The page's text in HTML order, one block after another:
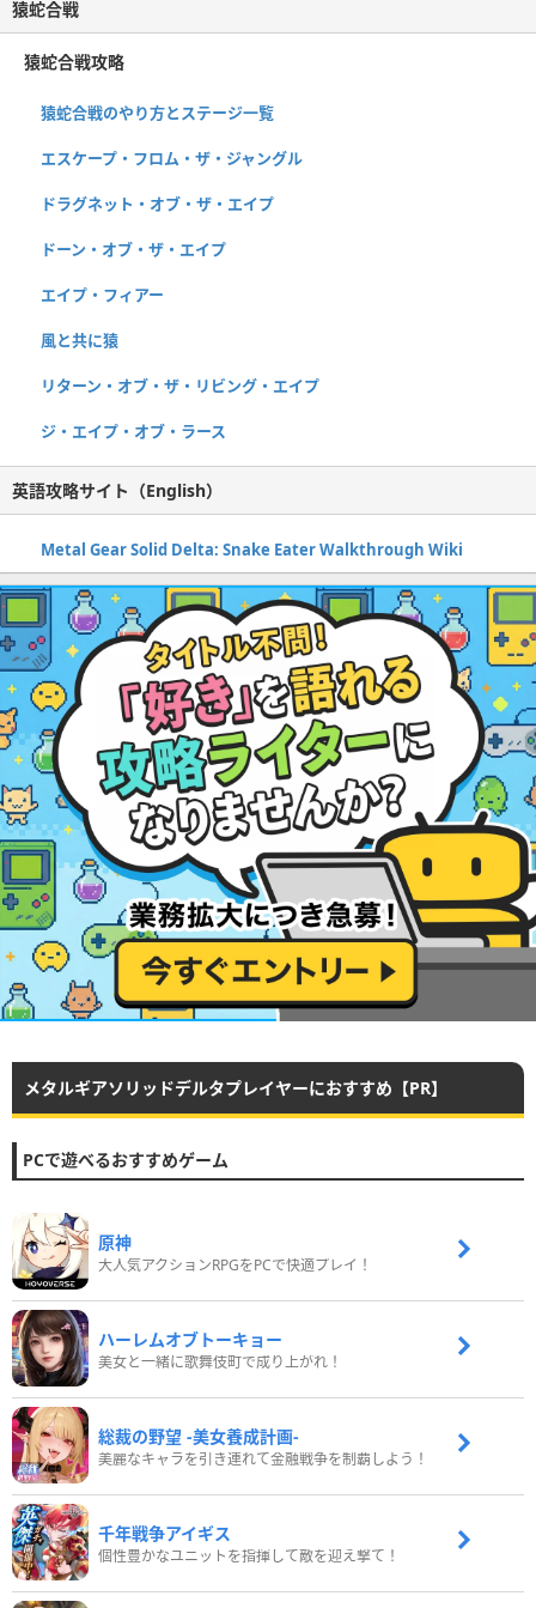
猿蛇合戦
猿蛇合戦攻略
猿蛇合戦のやり方とステージ一覧
エスケープ・フロム・ザ・ジャングル
ドラグネット・オブ・ザ・エイプ
ドーン・オブ・ザ・エイプ
エイプ・フィアー
風と共に猿
リターン・オブ・ザ・リビング・エイプ
ジ・エイプ・オブ・ラース
英語攻略サイト（English）
Metal Gear Solid Delta: Snake Eater Walkthrough Wiki
メタルギアソリッドデルタプレイヤーにおすすめ【PR】
PCで遊べるおすすめゲーム
原神
大人気アクションRPGをPCで快適プレイ！
ハーレムオブトーキョー
美女と一緒に歌舞伎町で成り上がれ！
総裁の野望 -美女養成計画-
美麗なキャラを引き連れて金融戦争を制覇しよう！
千年戦争アイギス
個性豊かなユニットを指揮して敵を迎え撃て！